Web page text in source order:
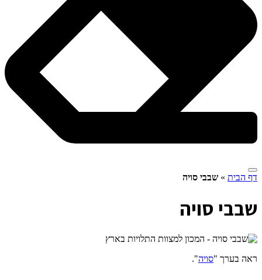
דף הבית » שבבי סויה
שבבי סויה
ראה בערך "סויה".